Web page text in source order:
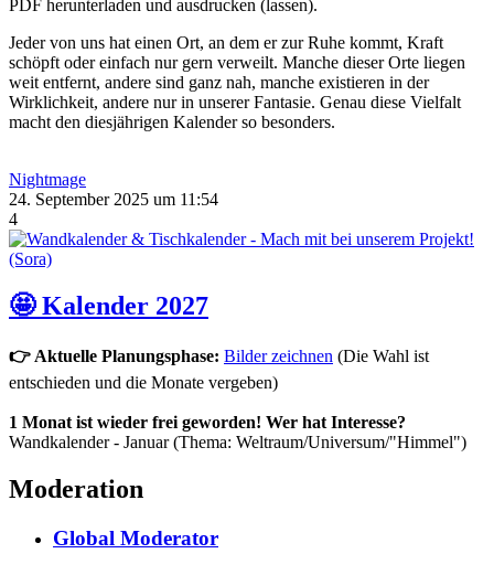
PDF herunterladen und ausdrucken (lassen).
Jeder von uns hat einen Ort, an dem er zur Ruhe kommt, Kraft
schöpft oder einfach nur gern verweilt. Manche dieser Orte liegen
weit entfernt, andere sind ganz nah, manche existieren in der
Wirklichkeit, andere nur in unserer Fantasie. Genau diese Vielfalt
macht den diesjährigen Kalender so besonders.
Nightmage
24. September 2025 um 11:54
4
🤩 Kalender 2027
👉 Aktuelle Planungsphase: Bilder zeichnen (Die Wahl ist
entschieden und die Monate vergeben)
1 Monat ist wieder frei geworden! Wer hat Interesse?
Wandkalender - Januar (Thema: Weltraum/Universum/"Himmel")
Moderation
Global Moderator